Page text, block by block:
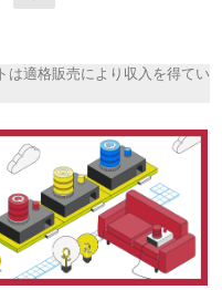
は適格販売により収入を得てい